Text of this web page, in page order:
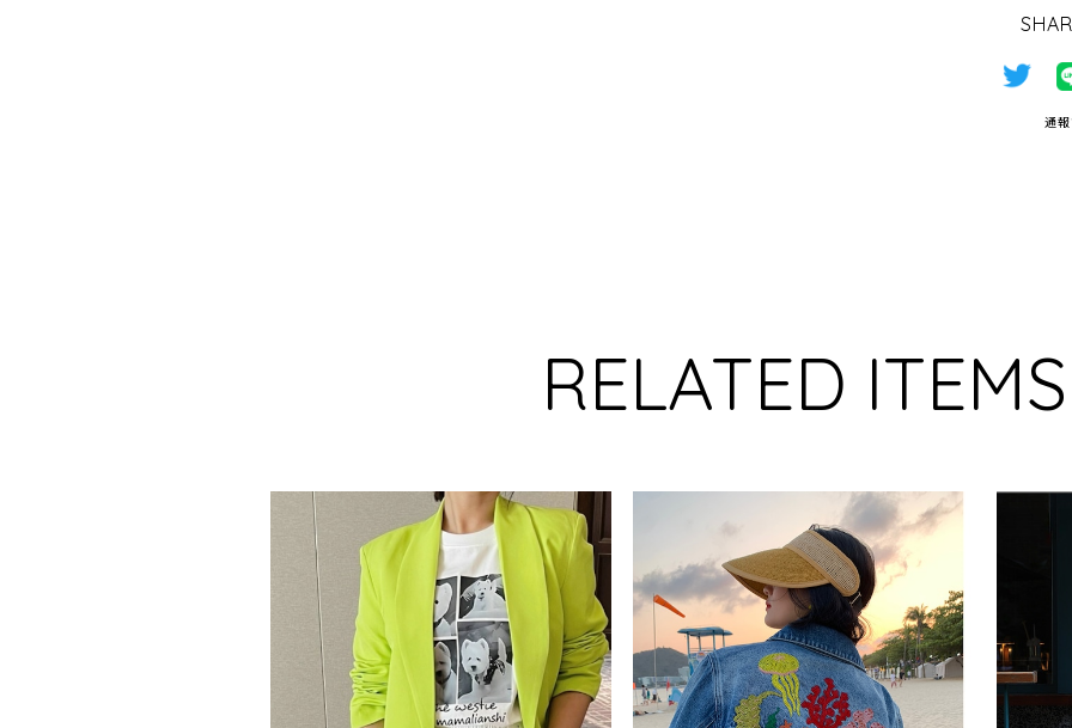
通
RELATED ITEMS